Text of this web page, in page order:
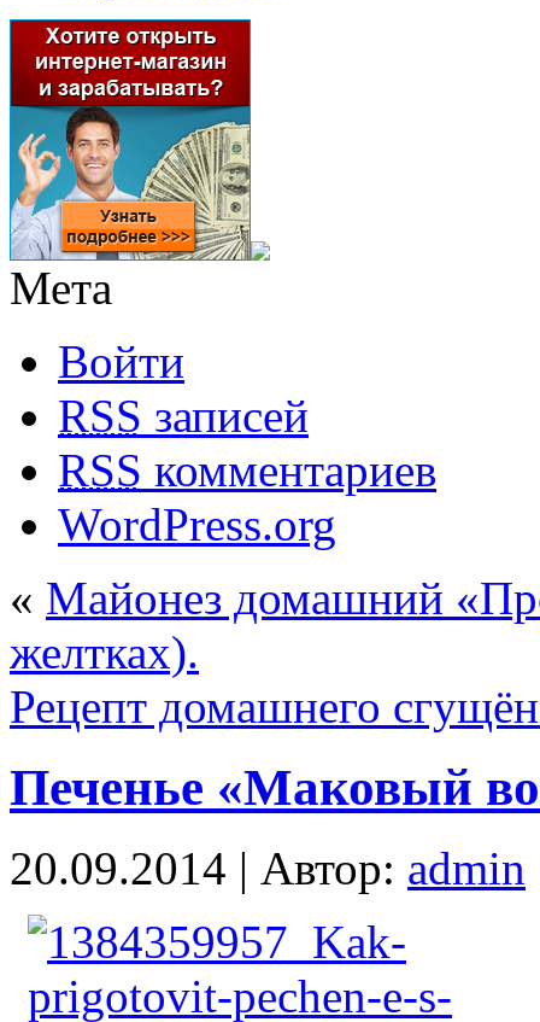
Мета
Войти
RSS записей
RSS комментариев
WordPress.org
« Майонез домашний
желтках).
Рецепт домашнего
Печенье «Маковый
20.09.2014 | Автор: admin